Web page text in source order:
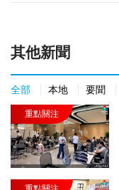
其他新聞
全部 本地 要聞